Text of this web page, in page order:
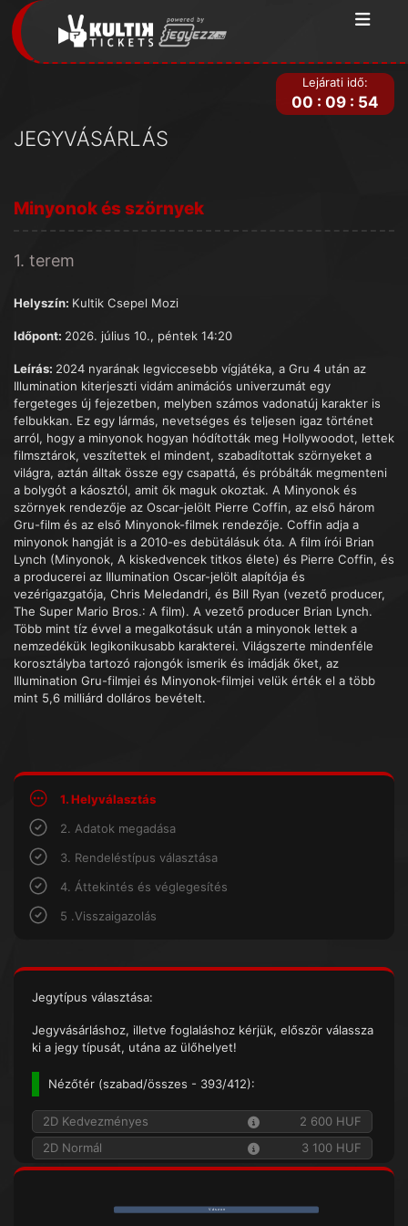
JEGYVÁSÁRLÁS
Lejárati idő:
00 : 09 : 54
Minyonok és szörnyek
1. terem
Helyszín: Kultik Csepel Mozi
Időpont: 2026. július 10., péntek 14:20
Leírás: 2024 nyarának legviccesebb vígjátéka, a Gru 4 után az
Illumination kiterjeszti vidám animációs univerzumát egy
fergeteges új fejezetben, melyben számos vadonatúj karakter is
felbukkan. Ez egy lármás, nevetséges és teljesen igaz történet
arról, hogy a minyonok hogyan hódították meg Hollywoodot, lettek
filmsztárok, veszítettek el mindent, szabadítottak szörnyeket a
világra, aztán álltak össze egy csapattá, és próbálták megmenteni
a bolygót a káosztól, amit ők maguk okoztak. A Minyonok és
szörnyek rendezője az Oscar-jelölt Pierre Coffin, az első három
Gru-film és az első Minyonok-filmek rendezője. Coffin adja a
minyonok hangját is a 2010-es debütálásuk óta. A film írói Brian
Lynch (Minyonok, A kiskedvencek titkos élete) és Pierre Coffin, és
a producerei az Illumination Oscar-jelölt alapítója és
vezérigazgatója, Chris Meledandri, és Bill Ryan (vezető producer,
The Super Mario Bros.: A film). A vezető producer Brian Lynch.
Több mint tíz évvel a megalkotásuk után a minyonok lettek a
nemzedékük legikonikusabb karakterei. Világszerte mindenféle
korosztályba tartozó rajongók ismerik és imádják őket, az
Illumination Gru-filmjei és Minyonok-filmjei velük érték el a több
mint 5,6 milliárd dolláros bevételt.
1. Helyválasztás
2. Adatok megadása
3. Rendeléstípus választása
4. Áttekintés és véglegesítés
5 .Visszaigazolás
Jegytípus választása:
Jegyvásárláshoz, illetve foglaláshoz kérjük, először válassza
ki a jegy típusát, utána az ülőhelyet!
Nézőtér (szabad/összes - 393/412):
2D Kedvezményes
2 600 HUF
2D Normál
3 100 HUF
V á s z o n